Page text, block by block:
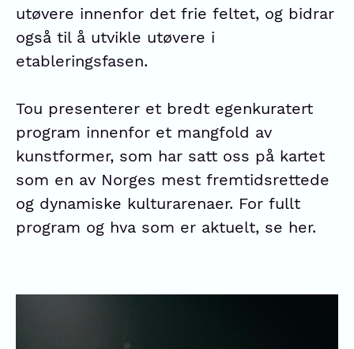
utøvere innenfor det frie feltet, og bidrar
også til å utvikle utøvere i
etableringsfasen.
Tou presenterer et bredt egenkuratert
program innenfor et mangfold av
kunstformer, som har satt oss på kartet
som en av Norges mest fremtidsrettede
og dynamiske kulturarenaer. For fullt
program og hva som er aktuelt, se her.